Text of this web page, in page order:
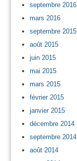
septembre 2016
mars 2016
septembre 2015
août 2015
juin 2015
mai 2015
mars 2015
février 2015
janvier 2015
décembre 2014
septembre 2014
août 2014